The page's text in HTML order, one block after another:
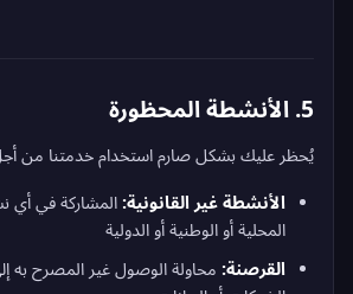
5. الأنشطة المحظورة
يُحظر عليك بشكل صارم استخدام خدمتنا من
الأنشطة غير القانونية: المشاركة في أي
المحلية أو الوطنية أو الدولية
القرصنة: محاولة الوصول غير المصرح به